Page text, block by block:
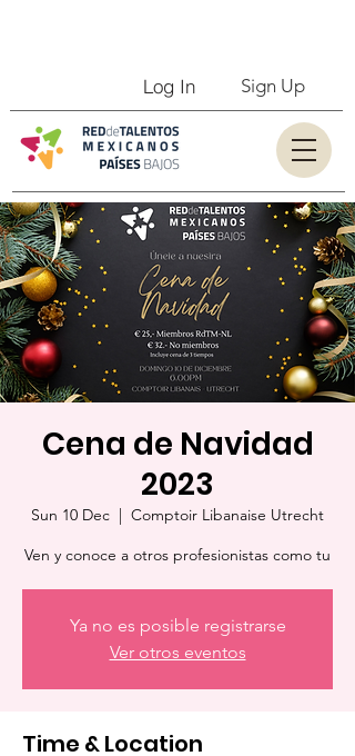
Log In Sign Up
Cena de Navidad
2023
Sun 10 Dec
  |
Comptoir Libanaise Utrecht
Ven y conoce a otros profesionistas como tu
Ya no es posible registrarse
Ver otros eventos
Time & Location